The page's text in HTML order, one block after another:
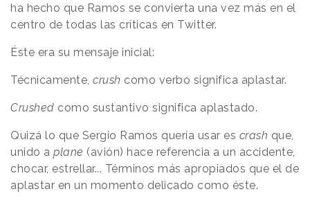
ha hecho que Ramos se convierta una vez más en el
centro de todas las críticas en Twitter.
Éste era su mensaje inicial:
Técnicamente, crush como verbo significa aplastar.
Crushed como sustantivo significa aplastado.
Quizá lo que Sergio Ramos quería usar es crash que,
unido a plane (avión) hace referencia a un accidente,
chocar, estrellar... Términos más apropiados que el de
aplastar en un momento delicado como éste.